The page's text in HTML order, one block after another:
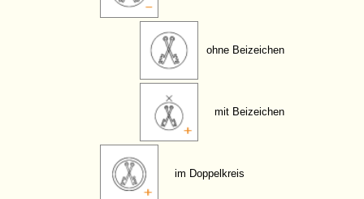
ohne Beizeichen
mit Beizeichen
im Doppelkreis